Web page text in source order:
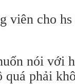
viên cho
nói với
phải